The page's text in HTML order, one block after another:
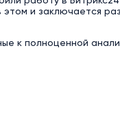
и заключается
к полноценной